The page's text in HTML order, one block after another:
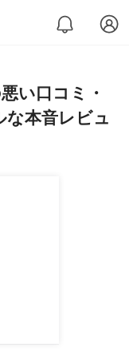
い口コミ・
な本音レビュ